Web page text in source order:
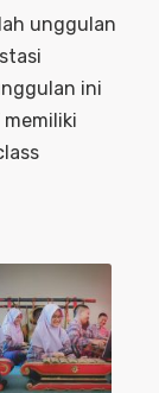
unggulan
ini
memiliki